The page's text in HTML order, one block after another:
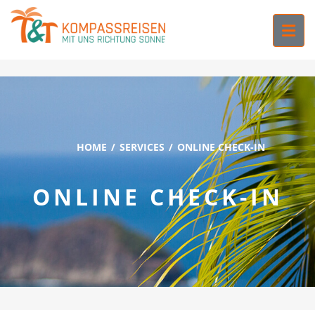
HOME SERVICES ONLINE CHECK-IN
ONLINE CHECK-IN